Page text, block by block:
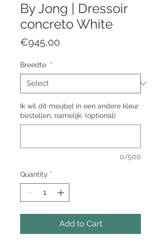
By Jong | Dressoir
concreto White
€945,00
Breedte *
Ik wil dit meubel in een andere kleur
bestellen, namelijk: (optional)
0/500
Quantity *
Add to Cart